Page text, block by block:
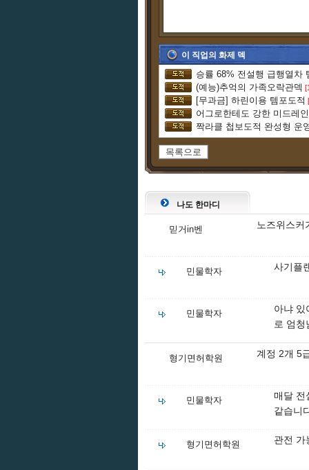
이 직업의 화제 덱
승률 68% 전설행 급행열차
(예능)추억의 가족오락관덱
[무과금] 하린이용 템포도적
목록으로
나도 한마디
믿거in벤 노즈위스커
민물학자 사기플
민물학자
아냐 있
로 엄청
형기면허학원 계정 2개 5
민물학자
매달 전
같습니
형기면허학원 관전 가